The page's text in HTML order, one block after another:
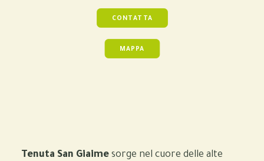
CONTATTA
MAPPA
Tenuta San Giaime sorge nel cuore delle alte